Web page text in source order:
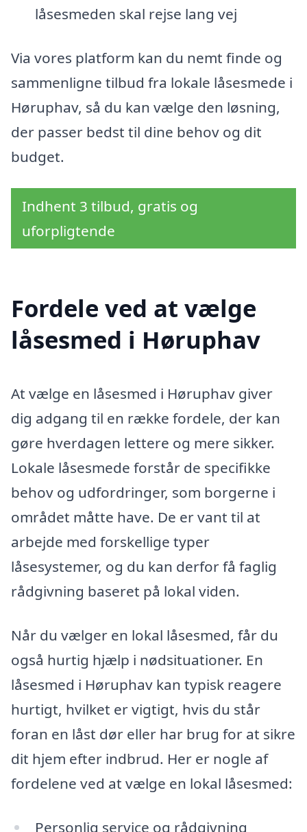
låsesmeden skal rejse lang vej
Via vores platform kan du nemt finde og
sammenligne tilbud fra lokale låsesmede i
Høruphav, så du kan vælge den løsning,
der passer bedst til dine behov og dit
budget.
Indhent 3 tilbud, gratis og
uforpligtende
Fordele ved at vælge
låsesmed i Høruphav
At vælge en låsesmed i Høruphav giver
dig adgang til en række fordele, der kan
gøre hverdagen lettere og mere sikker.
Lokale låsesmede forstår de specifikke
behov og udfordringer, som borgerne i
området måtte have. De er vant til at
arbejde med forskellige typer
låsesystemer, og du kan derfor få faglig
rådgivning baseret på lokal viden.
Når du vælger en lokal låsesmed, får du
også hurtig hjælp i nødsituationer. En
låsesmed i Høruphav kan typisk reagere
hurtigt, hvilket er vigtigt, hvis du står
foran en låst dør eller har brug for at sikre
dit hjem efter indbrud. Her er nogle af
fordelene ved at vælge en lokal låsesmed:
Personlig service og rådgivning